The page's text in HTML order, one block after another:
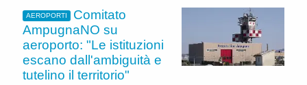
AEROPORTI
Comitato
AmpugnaNO su
aeroporto: "Le istituzioni
escano dall'ambiguità e
tutelino il territorio"